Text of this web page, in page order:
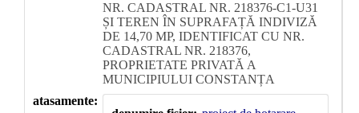
NR. CADASTRAL NR. 218376-C1-U31
ȘI TEREN ÎN SUPRAFAȚĂ INDIVIZĂ
DE 14,70 MP, IDENTIFICAT CU NR.
CADASTRAL NR. 218376,
PROPRIETATE PRIVATĂ A
MUNICIPIULUI CONSTANȚA
atasamente: